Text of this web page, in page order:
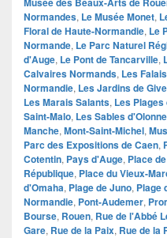
Normandes, Le Musée Monet,
Floral de Haute-Normandie, Le
Normande, Le Parc Naturel
d'Auge, Le Pont de Tancarville,
Calvaires Normands, Les
Normandie, Les Jardins de
Les Marais Salants, Les
Saint-Malo, Les Sables d'Olonne
Manche, Mont-Saint-Michel,
Parc des Expositions de Caen,
Cotentin, Pays d'Auge, Place
République, Place du Vieux-
d'Omaha, Plage de Juno, Plage
Normandie, Pont-Audemer,
Bourse, Rouen, Rue de l'Abbé
Gare, Rue de la Paix, Rue de la